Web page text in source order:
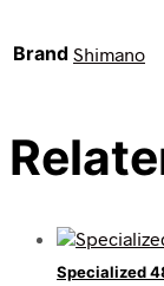
Brand Shimano
Specialized